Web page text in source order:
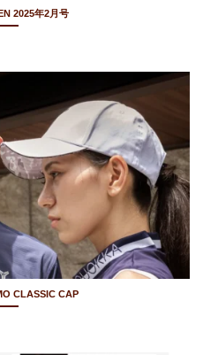
2025年2月号
CLASSIC CAP